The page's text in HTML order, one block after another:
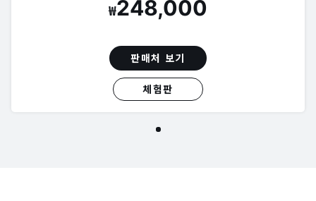
₩248,000
판매처 보기
체험판